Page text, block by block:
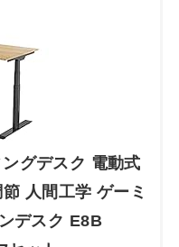
グデスク 電動式
人間工学 ゲーミ
デスク E8B